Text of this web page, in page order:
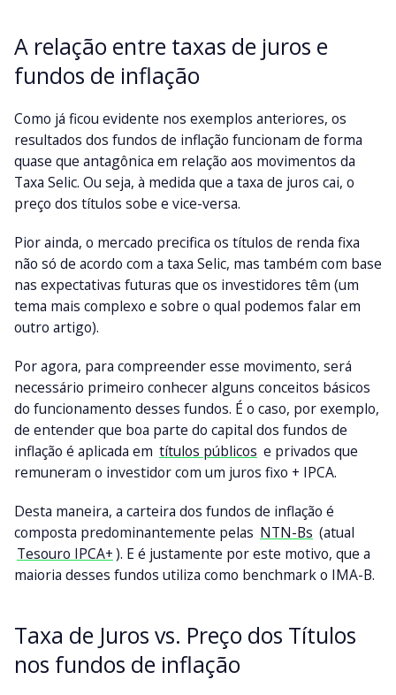
A relação entre taxas de juros e
fundos de inflação
Como já ficou evidente nos exemplos anteriores, os
resultados dos fundos de inflação funcionam de forma
quase que antagônica em relação aos movimentos da
Taxa Selic. Ou seja, à medida que a taxa de juros cai, o
preço dos títulos sobe e vice-versa.
Pior ainda, o mercado precifica os títulos de renda fixa
não só de acordo com a taxa Selic, mas também com base
nas expectativas futuras que os investidores têm (um
tema mais complexo e sobre o qual podemos falar em
outro artigo).
Por agora, para compreender esse movimento, será
necessário primeiro conhecer alguns conceitos básicos
do funcionamento desses fundos. É o caso, por exemplo,
de entender que boa parte do capital dos fundos de
inflação é aplicada em títulos públicos e privados que
remuneram o investidor com um juros fixo + IPCA.
Desta maneira, a carteira dos fundos de inflação é
composta predominantemente pelas NTN-Bs (atual
Tesouro IPCA+). E é justamente por este motivo, que a
maioria desses fundos utiliza como benchmark o IMA-B.
Taxa de Juros vs. Preço dos Títulos
nos fundos de inflação